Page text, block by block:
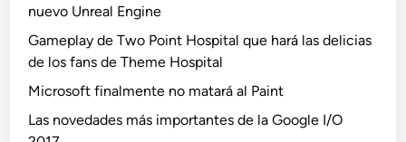
nuevo Unreal Engine
Gameplay de Two Point Hospital que hará las delicias
de los fans de Theme Hospital
Microsoft finalmente no matará al Paint
Las novedades más importantes de la Google I/O